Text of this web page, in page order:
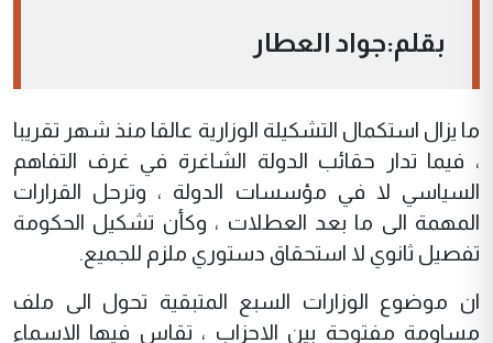
بقلم:جواد العطار
ما يزال استكمال التشكيلة الوزارية عالقا منذ شهر تقريبا
، فيما تدار حقائب الدولة الشاغرة في غرف التفاهم
السياسي لا في مؤسسات الدولة ، وترحل القرارات
المهمة الى ما بعد العطلات ، وكأن تشكيل الحكومة
تفصيل ثانوي لا استحقاق دستوري ملزم للجميع.
ان موضوع الوزارات السبع المتبقية تحول الى ملف
مساومة مفتوحة بين الاحزاب ، تقاس فيها الاسماء